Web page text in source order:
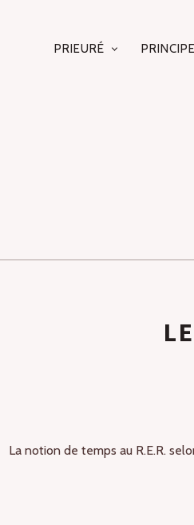
NAVIGATION
PRIEURÉ
La notion de temps au R.E.R.